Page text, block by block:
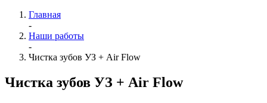
Главная
-
Наши работы
-
Чистка зубов УЗ + Air Flow
Чистка зубов УЗ + Air Flow